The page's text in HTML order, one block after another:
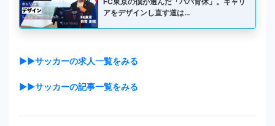
アをデザインし直す道は…
▶▶サッカーの求人一覧をみる
▶▶サッカーの記事一覧をみる